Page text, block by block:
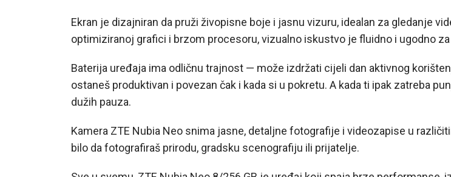
Ekran je dizajniran da pruži živopisne boje i jasnu vizuru, idealan za gledanje
optimiziranoj grafici i brzom procesoru, vizualno iskustvo je fluidno i ugodno za
Baterija uređaja ima odličnu trajnost — može izdržati cijeli dan aktivnog
ostaneš produktivan i povezan čak i kada si u pokretu. A kada ti ipak zatreba
dužih pauza.
Kamera ZTE Nubia Neo snima jasne, detaljne fotografije i videozapise u
bilo da fotografiraš prirodu, gradsku scenografiju ili prijatelje.